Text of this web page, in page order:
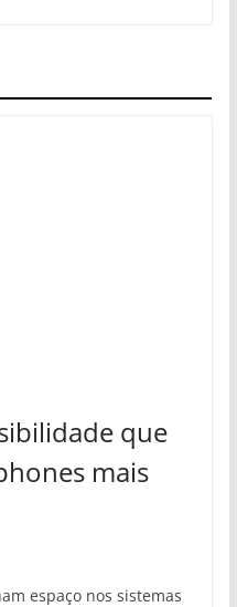
que
mais
espaço nos sistemas